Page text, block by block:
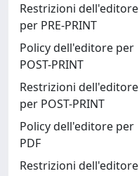
Restrizioni dell'editore
per PRE-PRINT
Policy dell'editore per
POST-PRINT
Restrizioni dell'editore
per POST-PRINT
Policy dell'editore per
PDF
Restrizioni dell'editore